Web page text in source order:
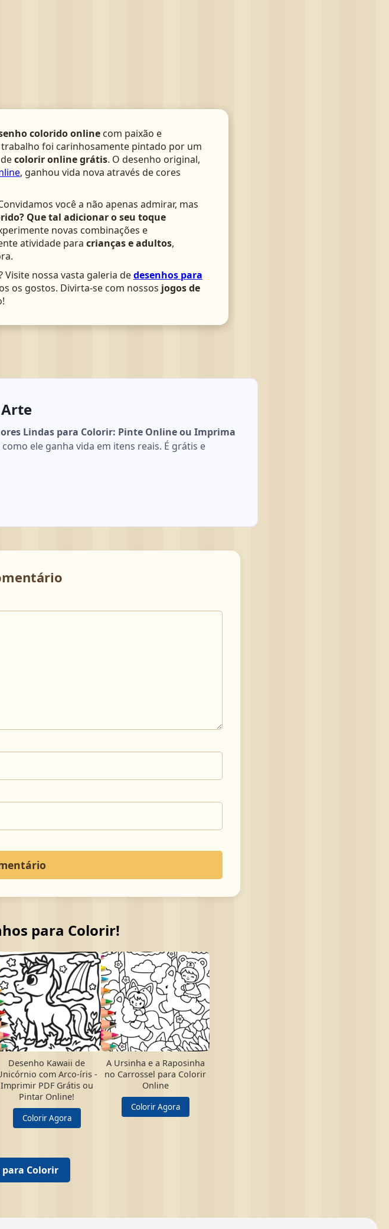
colorido online com paixão e
trabalho foi carinhosamente pintado por um
colorir online grátis. O desenho original,
, ganhou vida nova através de cores
você a não apenas admirar, mas
Que tal adicionar o seu toque
novas combinações e
atividade para crianças e adultos,
nossa vasta galeria dedesenhos para
os gostos. Divirta-se com nossos jogos de
Arte
Lindas para Colorir: Pinte Online ou Imprima
ele ganha vida em itens reais. É grátis e
para Colorir!
Desenho Kawaii de
com Arco-íris -
Imprimir PDF Grátis ou
Pintar Online!
Colorir Agora
A Ursinha e a Raposinha
no Carrossel para Colorir
Online
Colorir Agora
para Colorir